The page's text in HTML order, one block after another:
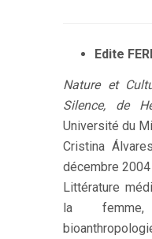
Edite
Nature et
Silence, de
Université du
Cristina
décembre 2004
Littérature
la femme,